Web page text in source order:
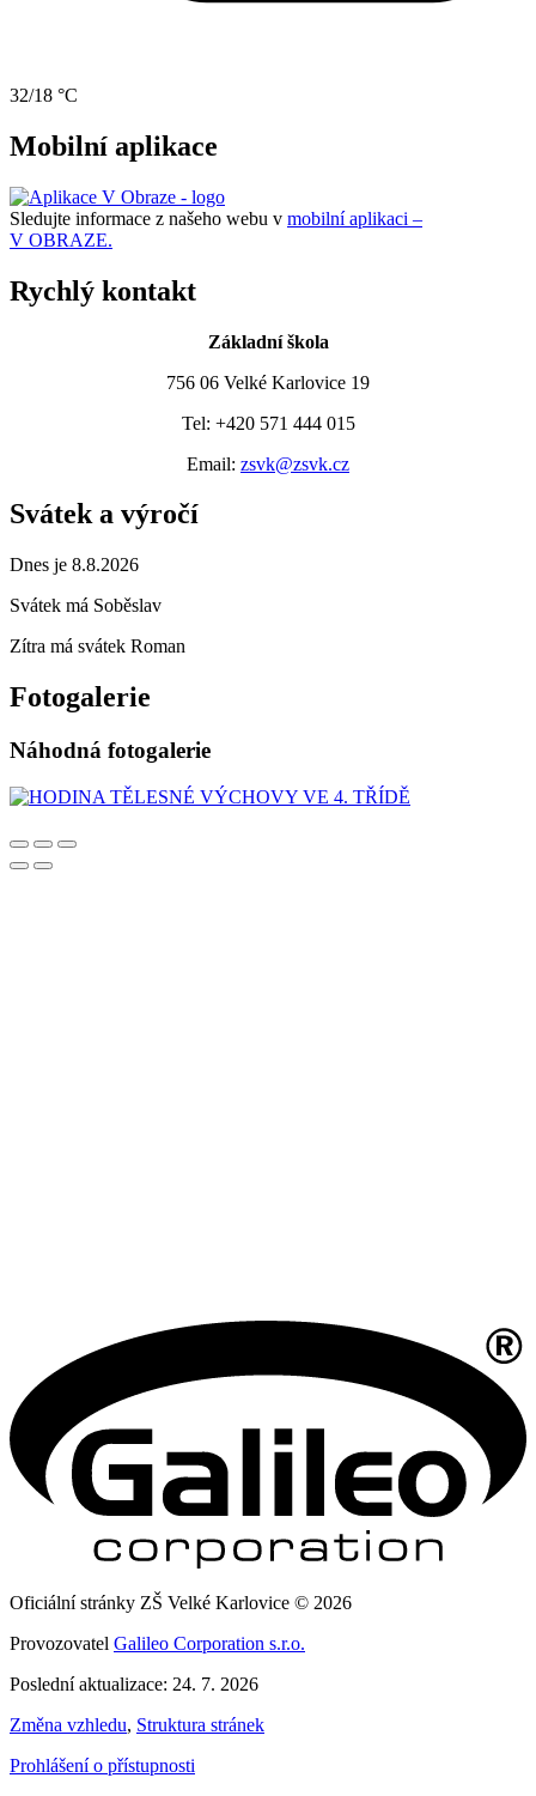
32/18 °C
Mobilní aplikace
Sledujte informace z našeho webu v mobilní aplikaci –
V OBRAZE.
Rychlý kontakt
Základní škola
756 06 Velké Karlovice 19
Tel: +420 571 444 015
Email: zsvk@zsvk.cz
Svátek a výročí
Dnes je 8.8.2026
Svátek má Soběslav
Zítra má svátek Roman
Fotogalerie
Náhodná fotogalerie
Oficiální stránky ZŠ Velké Karlovice © 2026
Provozovatel Galileo Corporation s.r.o.
Poslední aktualizace: 24. 7. 2026
Změna vzhledu, Struktura stránek
Prohlášení o přístupnosti